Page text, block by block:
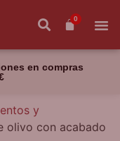
0
en compras
y
olivo con acabado